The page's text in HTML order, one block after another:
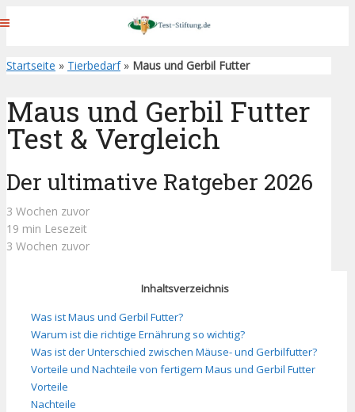
Startseite » Tierbedarf» Maus und Gerbil Futter
Maus und Gerbil Futter
Test & Vergleich
Der ultimative Ratgeber 2026
3 Wochen zuvor
19 min Lesezeit
3 Wochen zuvor
Inhaltsverzeichnis
Was ist Maus und Gerbil Futter?
Warum ist die richtige Ernährung so wichtig?
Was ist der Unterschied zwischen Mäuse- und Gerbilfutter?
Vorteile und Nachteile von fertigem Maus und Gerbil Futter
Vorteile
Nachteile